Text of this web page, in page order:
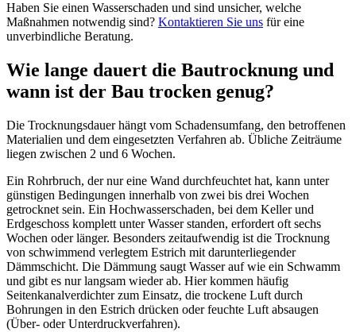
Haben Sie einen Wasserschaden und sind unsicher, welche
Maßnahmen notwendig sind? Kontaktieren Sie uns für eine
unverbindliche Beratung.
Wie lange dauert die Bautrocknung und
wann ist der Bau trocken genug?
Die Trocknungsdauer hängt vom Schadensumfang, den betroffenen
Materialien und dem eingesetzten Verfahren ab. Übliche Zeiträume
liegen zwischen 2 und 6 Wochen.
Ein Rohrbruch, der nur eine Wand durchfeuchtet hat, kann unter
günstigen Bedingungen innerhalb von zwei bis drei Wochen
getrocknet sein. Ein Hochwasserschaden, bei dem Keller und
Erdgeschoss komplett unter Wasser standen, erfordert oft sechs
Wochen oder länger. Besonders zeitaufwendig ist die Trocknung
von schwimmend verlegtem Estrich mit darunterliegender
Dämmschicht. Die Dämmung saugt Wasser auf wie ein Schwamm
und gibt es nur langsam wieder ab. Hier kommen häufig
Seitenkanalverdichter zum Einsatz, die trockene Luft durch
Bohrungen in den Estrich drücken oder feuchte Luft absaugen
(Über- oder Unterdruckverfahren).